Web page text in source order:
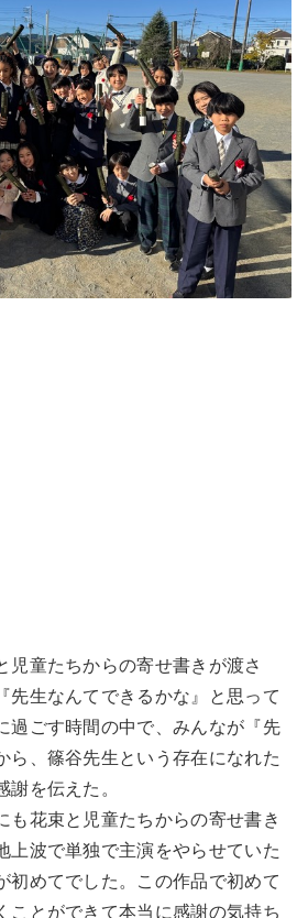
児童たちからの寄せ書きが渡さ
先生なんてできるかな』と思って
過ごす時間の中で、みんなが『先
ら、篠谷先生という存在になれた
謝を伝えた。
も花束と児童たちからの寄せ書き
上波で単独で主演をやらせていた
初めてでした。この作品で初めて
ことができて本当に感謝の気持ち